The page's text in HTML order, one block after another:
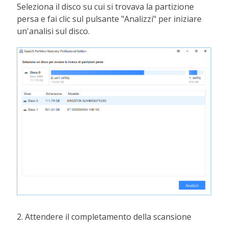
Seleziona il disco su cui si trovava la partizione
persa e fai clic sul pulsante "Analizzi" per iniziare
un'analisi sul disco.
2. Attendere il completamento della scansione